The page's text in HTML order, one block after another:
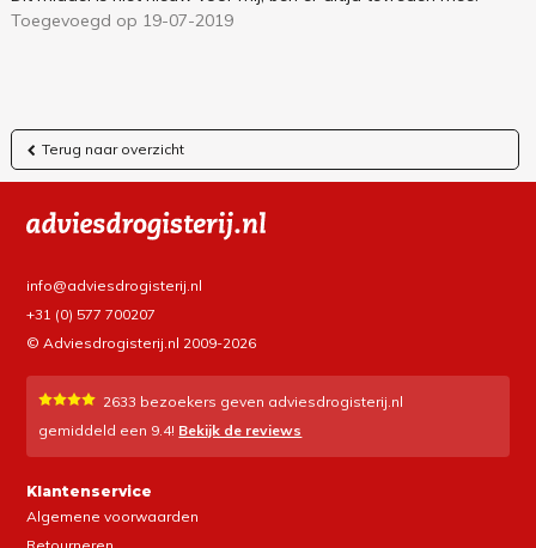
Toegevoegd op 19-07-2019
Terug naar overzicht
info@adviesdrogisterij.nl
+31 (0) 577 700207
© Adviesdrogisterij.nl 2009-2026
2633 bezoekers geven adviesdrogisterij.nl
gemiddeld een 9.4! Bekijk de reviews
Klantenservice
Algemene voorwaarden